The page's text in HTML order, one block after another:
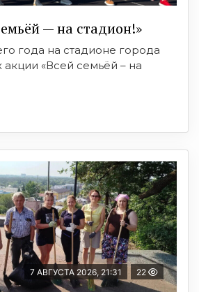
— на стадион!»
года на стадионе города
«Всей семьёй – на
7 АВГУСТА 2026, 21:31 22